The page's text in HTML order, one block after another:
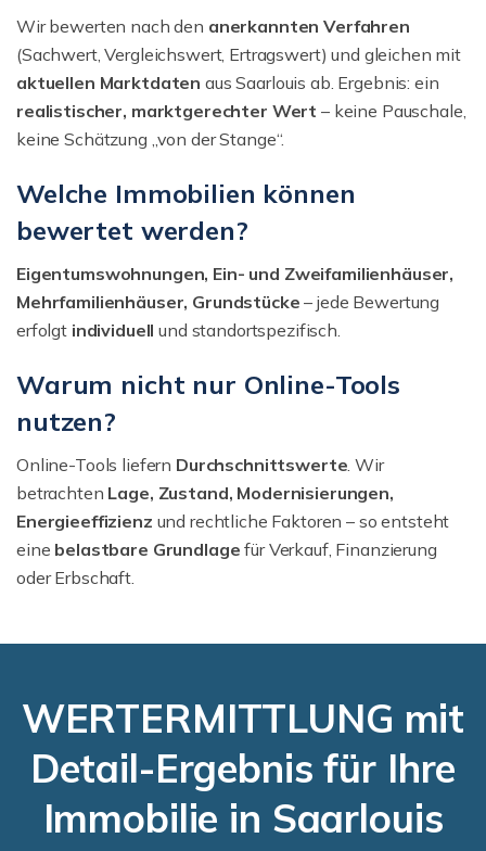
Wir bewerten nach den anerkannten Verfahren
(Sachwert, Vergleichswert, Ertragswert) und gleichen mit
aktuellen Marktdaten aus Saarlouis ab. Ergebnis: ein
realistischer, marktgerechter Wert – keine Pauschale,
keine Schätzung „von der Stange“.
Welche Immobilien können
bewertet werden?
Eigentumswohnungen, Ein- und Zweifamilienhäuser,
Mehrfamilienhäuser, Grundstücke – jede Bewertung
erfolgt individuell und standortspezifisch.
Warum nicht nur Online-Tools
nutzen?
Online-Tools liefern Durchschnittswerte. Wir
betrachten Lage, Zustand, Modernisierungen,
Energieeffizienz und rechtliche Faktoren – so entsteht
eine belastbare Grundlage für Verkauf, Finanzierung
oder Erbschaft.
WERTERMITTLUNG mit
Detail-Ergebnis für Ihre
Immobilie in Saarlouis